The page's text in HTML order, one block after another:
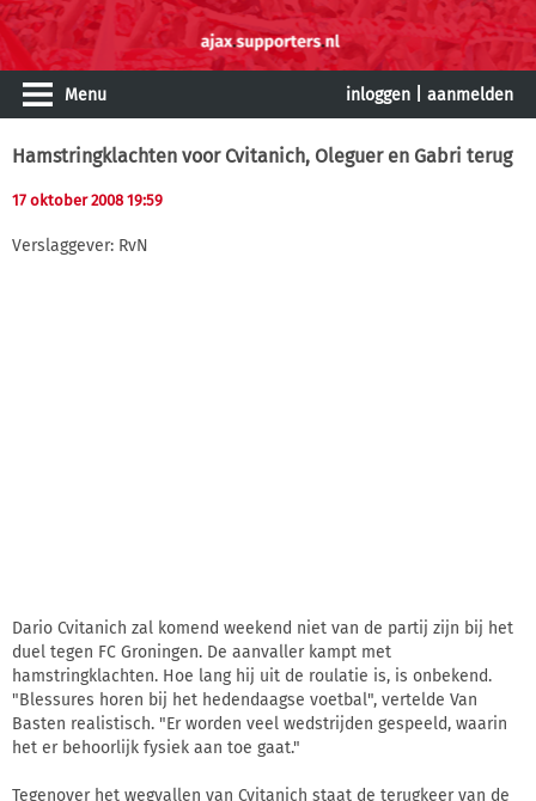
Menu inloggen aanmelden
Hamstringklachten voor Cvitanich, Oleguer en Gabri terug
17 oktober 2008 19:59
Verslaggever: RvN
Dario Cvitanich zal komend weekend niet van de partij zijn bij het
duel tegen FC Groningen. De aanvaller kampt met
hamstringklachten. Hoe lang hij uit de roulatie is, is onbekend.
"Blessures horen bij het hedendaagse voetbal", vertelde Van
Basten realistisch. "Er worden veel wedstrijden gespeeld, waarin
het er behoorlijk fysiek aan toe gaat."
Tegenover het wegvallen van Cvitanich staat de terugkeer van de